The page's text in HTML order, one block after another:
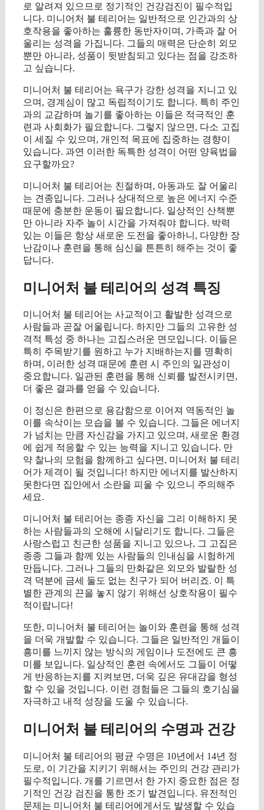
로 알려져 있으므로 정기적인 건강검진이 필수적입
니다. 미니어처 불 테리어는 일반적으로 인간과의 상
호작용을 좋아하는 훌륭한 동반자이며, 가족과 잘 어
울리는 성격을 가집니다. 그들의 매력은 단순히 외모
뿐만 아니라, 성품이 뒷받침되고 있다는 점을 강조하
고 싶습니다.
미니어처 불 테리어는 욕구가 강한 성격을 지니고 있
으며, 경계심이 많고 독립적이기도 합니다. 특히 주인
과의 교감하며 놀기를 좋아하는 이들은 적극적인 훈
련과 사회화가 필요합니다. 그렇지 않으면, 다소 고집
이 세질 수 있으며, 개인적 목표에 집중하는 경향이
있습니다. 과연 이러한 독특한 성격이 어떤 양육법을
요구할까요?
미니어처 불 테리어는 친절하며, 아동과도 잘 어울리
는 견종입니다. 그러나 상대적으로 높은 에너지 수준
때문에 충분한 운동이 필요합니다. 일상적인 산책뿐
만 아니라 자주 놀이 시간을 가져줘야 합니다. 박력
있는 이들은 항상 새로운 도전을 좋아하니, 다양한 장
난감이나 훈련을 통해 심신을 튼튼히 해주는 것이 좋
답니다.
미니어처 불 테리어의 성격 특징
미니어처 불 테리어는 사교적이고 활발한 성격으로
사람들과 곧잘 어울립니다. 하지만 그들의 고유한 성
격적 특성 중 하나는 고집스러운 면모입니다. 이들은
특히 주목받기를 원하고 누가 지배하는지를 명확히
하며, 이러한 성격 때문에 훈련 시 주인의 일관성이
중요합니다. 일관된 훈련을 통해 신뢰를 발전시키면,
더 좋은 결과를 얻을 수 있습니다.
이 정신은 한편으로 용감함으로 이어져 역동적인 놀
이를 속삭이는 모습을 볼 수 있습니다. 그들은 에너지
가 넘치는 만큼 자신감을 가지고 있으며, 새로운 환경
에 쉽게 적응할 수 있는 능력을 지니고 있습니다. 만
약 찰나의 모험을 함께하고 싶다면, 미니어처 불 테리
어가 제격이 될 것입니다! 하지만 에너지를 발산하지
못한다면 집안에서 소란을 피울 수 있으니 주의해주
세요.
미니어처 불 테리어는 종종 자신을 그리 이해하지 못
하는 사람들과의 오해에 시달리기도 합니다. 그들은
사랑스럽고 친근한 성품을 지니고 있으나, 그 고집은
종종 그들과 함께 있는 사람들의 인내심을 시험하게
만듭니다. 그러나 그들의 만화같은 외모와 발랄한 성
격 덕분에 금세 둘도 없는 친구가 되어 버리죠. 이 특
별한 관계의 끈을 놓지 않기 위해선 상호작용이 필수
적이랍니다!
또한, 미니어처 불 테리어는 놀이와 훈련을 통해 성격
을 더욱 개발할 수 있습니다. 그들은 일반적인 개들이
흥미를 느끼지 않는 방식의 게임이나 도전에도 큰 흥
미를 보입니다. 일상적인 훈련 속에서도 그들이 어떻
게 반응하는지를 지켜보면, 더욱 깊은 유대감을 형성
할 수 있을 것입니다. 이런 경험들은 그들의 호기심을
자극하고 내적 성장을 도울 수 있습니다.
미니어처 불 테리어의 수명과 건강
미니어처 불 테리어의 평균 수명은 10년에서 14년 정
도로, 이 기간을 지키기 위해서는 주인의 건강 관리가
필수적입니다. 개를 기르면서 한 가지 중요한 점은 정
기적인 건강 검진을 통한 조기 발견입니다. 유전적인
문제는 미니어처 불 테리어에게서도 발생할 수 있습